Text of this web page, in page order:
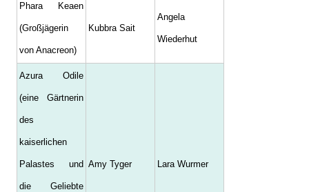
Phara Keaen
(Großjägerin
von Anacreon)
Kubbra Sait
Angela
Wiederhut
Azura Odile
(eine Gärtnerin
des
kaiserlichen
Palastes und
die Geliebte
Amy Tyger Lara Wurmer